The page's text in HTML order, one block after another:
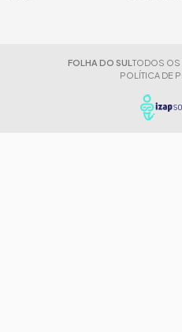
FOLHA DO SUL TODOS OS
POLÍTICA DE